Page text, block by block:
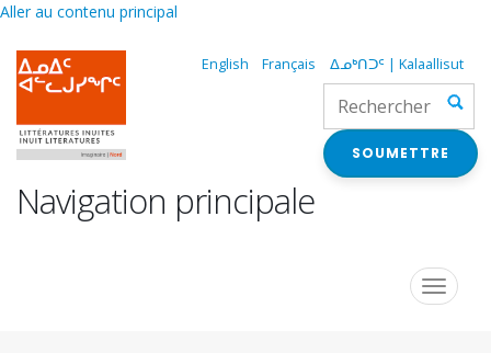
Aller au contenu principal
English Français ᐃᓄᒃᑎᑐᑦ | Kalaallisut
SOUMETTRE
Navigation principale
Toggle